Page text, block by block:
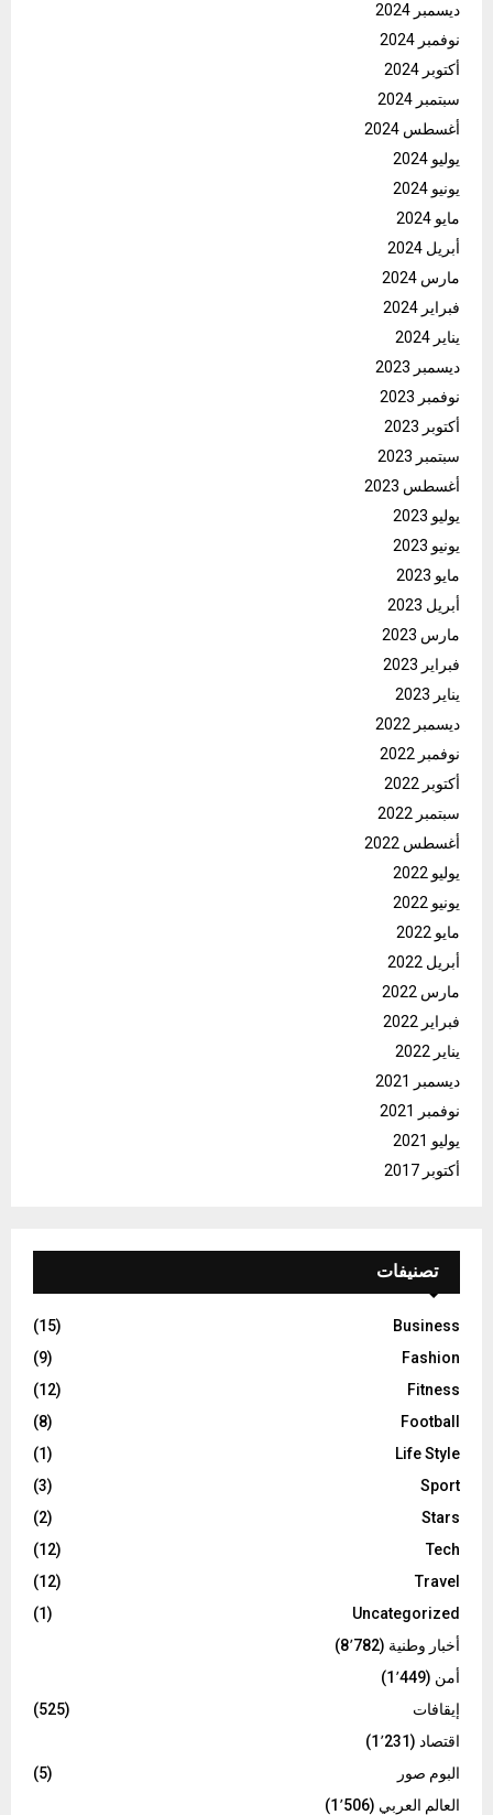
ديسمبر 2024
نوفمبر 2024
أكتوبر 2024
سبتمبر 2024
أغسطس 2024
يوليو 2024
يونيو 2024
مايو 2024
أبريل 2024
مارس 2024
فبراير 2024
يناير 2024
ديسمبر 2023
نوفمبر 2023
أكتوبر 2023
سبتمبر 2023
أغسطس 2023
يوليو 2023
يونيو 2023
مايو 2023
أبريل 2023
مارس 2023
فبراير 2023
يناير 2023
ديسمبر 2022
نوفمبر 2022
أكتوبر 2022
سبتمبر 2022
أغسطس 2022
يوليو 2022
يونيو 2022
مايو 2022
أبريل 2022
مارس 2022
فبراير 2022
يناير 2022
ديسمبر 2021
نوفمبر 2021
يوليو 2021
أكتوبر 2017
تصنيفات
Business
(15)
Fashion
(9)
Fitness
(12)
Football
(8)
Life Style
(1)
Sport
(3)
Stars
(2)
Tech
(12)
Travel
(12)
Uncategorized
(1)
أخبار وطنية (8٬782)
أمن (1٬449)
إيقافات
(525)
اقتصاد (1٬231)
البوم صور
(5)
العالم العربي (1٬506)